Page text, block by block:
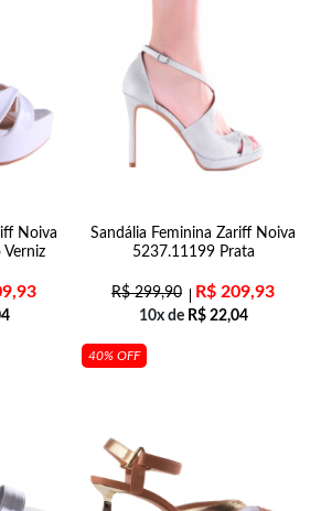
Noiva
Sandália Feminina Zariff Noiva
5237.11199 Prata
R$299,90 R$ 209,93
10x de R$22,04
40% OFF